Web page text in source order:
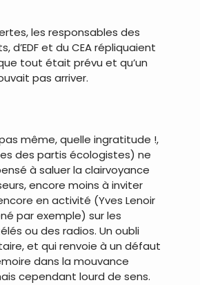
les responsables des
d’EDF et du CEA répliquaient
tout était prévu et qu’un
pas arriver.
même, quelle ingratitude !,
des partis écologistes) ne
à saluer la clairvoyance
encore moins à inviter
en activité (Yves Lenoir
par exemple) sur les
ou des radios. Un oubli
et qui renvoie à un défaut
dans la mouvance
cependant lourd de sens.